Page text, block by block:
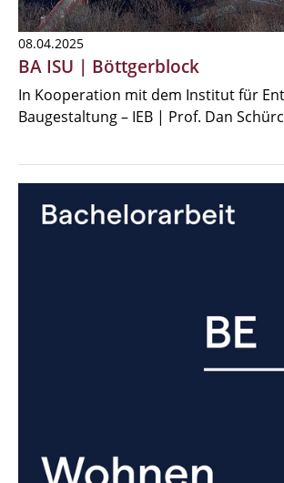
08.04.2025
BA ISU | Böttgerblock
In Kooperation mit dem Institut für
Baugestaltung – IEB | Prof. Dan